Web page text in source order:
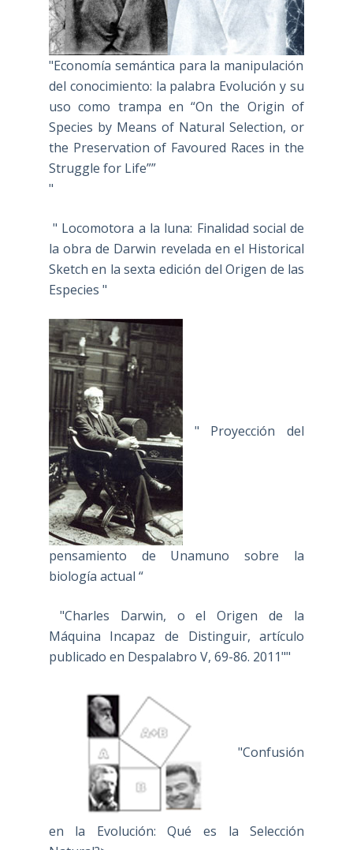
"Economía semántica para la manipulación
del conocimiento: la palabra Evolución y su
uso como trampa en “On the Origin of
Species by Means of Natural Selection, or
the Preservation of Favoured Races in the
Struggle for Life””
"
" Locomotora a la luna: Finalidad social de
la obra de Darwin revelada en el Historical
Sketch en la sexta edición del Origen de las
Especies "
" Proyección del
pensamiento de Unamuno sobre la
biología actual “
"Charles Darwin, o el Origen de la
Máquina Incapaz de Distinguir, artículo
publicado en Despalabro V, 69-86. 2011""
"Confusión
en la Evolución: Qué es la Selección